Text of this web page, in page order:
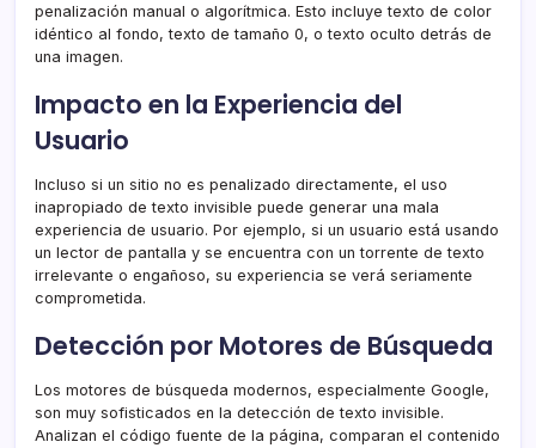
penalización manual o algorítmica. Esto incluye texto de color
idéntico al fondo, texto de tamaño 0, o texto oculto detrás de
una imagen.
Impacto en la Experiencia del
Usuario
Incluso si un sitio no es penalizado directamente, el uso
inapropiado de texto invisible puede generar una mala
experiencia de usuario. Por ejemplo, si un usuario está usando
un lector de pantalla y se encuentra con un torrente de texto
irrelevante o engañoso, su experiencia se verá seriamente
comprometida.
Detección por Motores de Búsqueda
Los motores de búsqueda modernos, especialmente Google,
son muy sofisticados en la detección de texto invisible.
Analizan el código fuente de la página, comparan el contenido